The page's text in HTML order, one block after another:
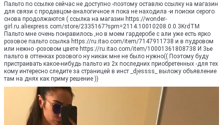
Пальто по ссылке сейчас не доступно -поэтому оставлю ссылку на магазин
для связи с продавцом-аналогичное я пока не находила -и поиски серого
снова продолжаются ( ссылка на магазин https://wonder-
girl.ru.aliexpress.com/store/2335167?spm=2114.10010208.0.0.3KrdTM
Пальто мне очень понравилось ,но в моем гардеробе с али уже есть ярко
розовое пальто ссылка https://ru.itao.com/item/7147911738 и в пудровом
или нежно -розовом цвете https://ru.itao.com/item/10001361808738 И 3ье
пальто в оттенках розового ну никак мне не было нужно(( Поэтому буду
пристраивать какое-нибудь пальто из 2х последних приобретенных -для тех
кому интересно следите за страницей в инст _djessss_ выложу объявление
там на днях как приму решение ))